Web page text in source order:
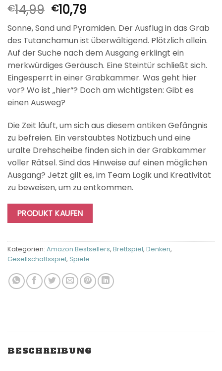
€14,99 Ursprünglicher
Preis
war:
€14,99
€10,79
Preis
ist:
€10,79.
Sonne, Sand und Pyramiden. Der Ausflug in das Grab
des Tutanchamun ist überwältigend. Plötzlich allein.
Auf der Suche nach dem Ausgang erklingt ein
merkwürdiges Geräusch. Eine Steintür schließt sich.
Eingesperrt in einer Grabkammer. Was geht hier
vor? Wo ist „hier“? Doch am wichtigsten: Gibt es
einen Ausweg?
Die Zeit läuft, um sich aus diesem antiken Gefängnis
zu befreien. Ein verstaubtes Notizbuch und eine
uralte Drehscheibe finden sich in der Grabkammer
voller Rätsel. Sind das Hinweise auf einen möglichen
Ausgang? Jetzt gilt es, im Team Logik und Kreativität
zu beweisen, um zu entkommen.
PRODUKT KAUFEN
Kategorien: Amazon Bestsellers, Brettspiel, Denken,
Gesellschaftsspiel, Spiele
BESCHREIBUNG